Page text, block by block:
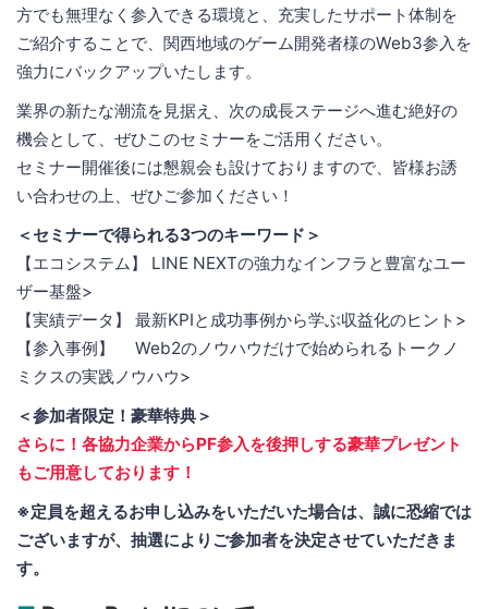
方でも無理なく参入できる環境と、充実したサポート体制を
ご紹介することで、関西地域のゲーム開発者様のWeb3参入を
強力にバックアップいたします。
業界の新たな潮流を見据え、次の成長ステージへ進む絶好の
機会として、ぜひこのセミナーをご活用ください。
セミナー開催後には懇親会も設けておりますので、皆様お誘
い合わせの上、ぜひご参加ください！
＜セミナーで得られる3つのキーワード＞
【エコシステム】 LINE NEXTの強力なインフラと豊富なユー
ザー基盤>
【実績データ】 最新KPIと成功事例から学ぶ収益化のヒント>
【参入事例】 Web2のノウハウだけで始められるトークノ
ミクスの実践ノウハウ>
＜参加者限定！豪華特典＞
さらに！各協力企業からPF参入を後押しする豪華プレゼント
もご用意しております！
※定員を超えるお申し込みをいただいた場合は、誠に恐縮では
ございますが、抽選によりご参加者を決定させていただきま
す。